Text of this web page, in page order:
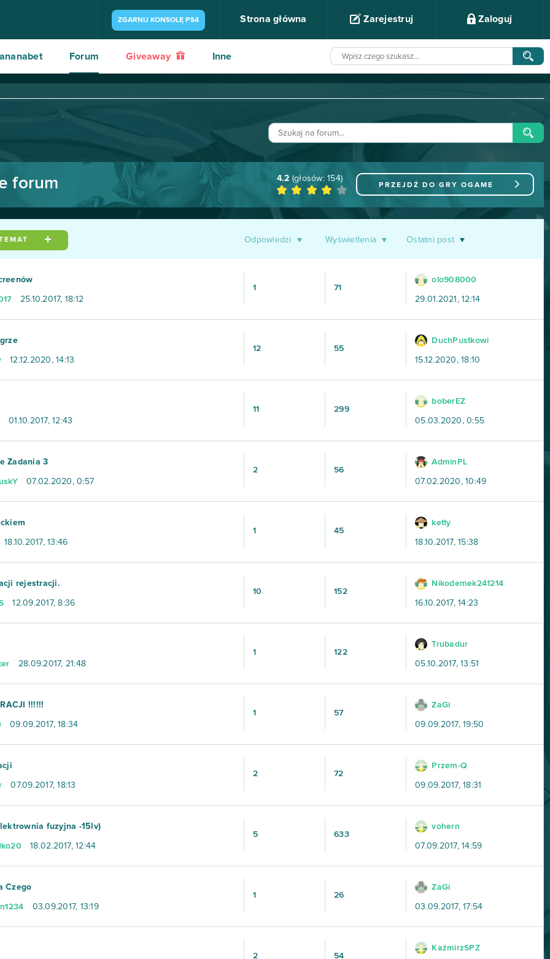
ZGARNIJ KONSOLĘ PS4 Strona główna Zarejestruj Zaloguj
Forum Giveaway Inne
forum PRZEJDŹ DO GRY OGAME
4.2 (głosów: 154)
Odpowiedzi Wyświetlenia Ostatni post
25.10.2017, 18:12
1 71
olo908000
29.01.2021, 12:14
12.12.2020, 14:13
12 55
DuchPustkowi
15.12.2020, 18:10
01.10.2017, 12:43
11 299
boberEZ
05.03.2020, 0:55
Zadania 3
07.02.2020, 0:57
2 56
AdminPL
07.02.2020, 10:49
18.10.2017, 13:46
1 45
ketty
18.10.2017, 15:38
rejestracji.
12.09.2017, 8:36
10 152
Nikodemek241214
16.10.2017, 14:23
28.09.2017, 21:48
1 122
Trubadur
05.10.2017, 13:51
!!!!!!
09.09.2017, 18:34
1 57
ZaGi
09.09.2017, 19:50
07.09.2017, 18:13
2 72
Przem-Q
09.09.2017, 18:31
fuzyjna -15lv)
18.02.2017, 12:44
5 633
vohern
07.09.2017, 14:59
Czego
03.09.2017, 13:19
1 26
ZaGi
03.09.2017, 17:54
2 54
KaźmirzSPZ